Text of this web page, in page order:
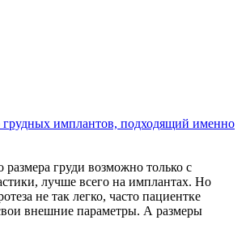
грудных имплантов, подходящий именно
размера груди возможно только с
лучше всего на имплантах. Но
не так легко, часто пациентке
внешние параметры. А размеры